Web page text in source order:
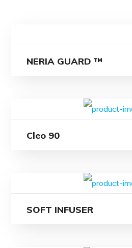
NERIA GUARD ™
Cleo 90
SOFT INFUSER